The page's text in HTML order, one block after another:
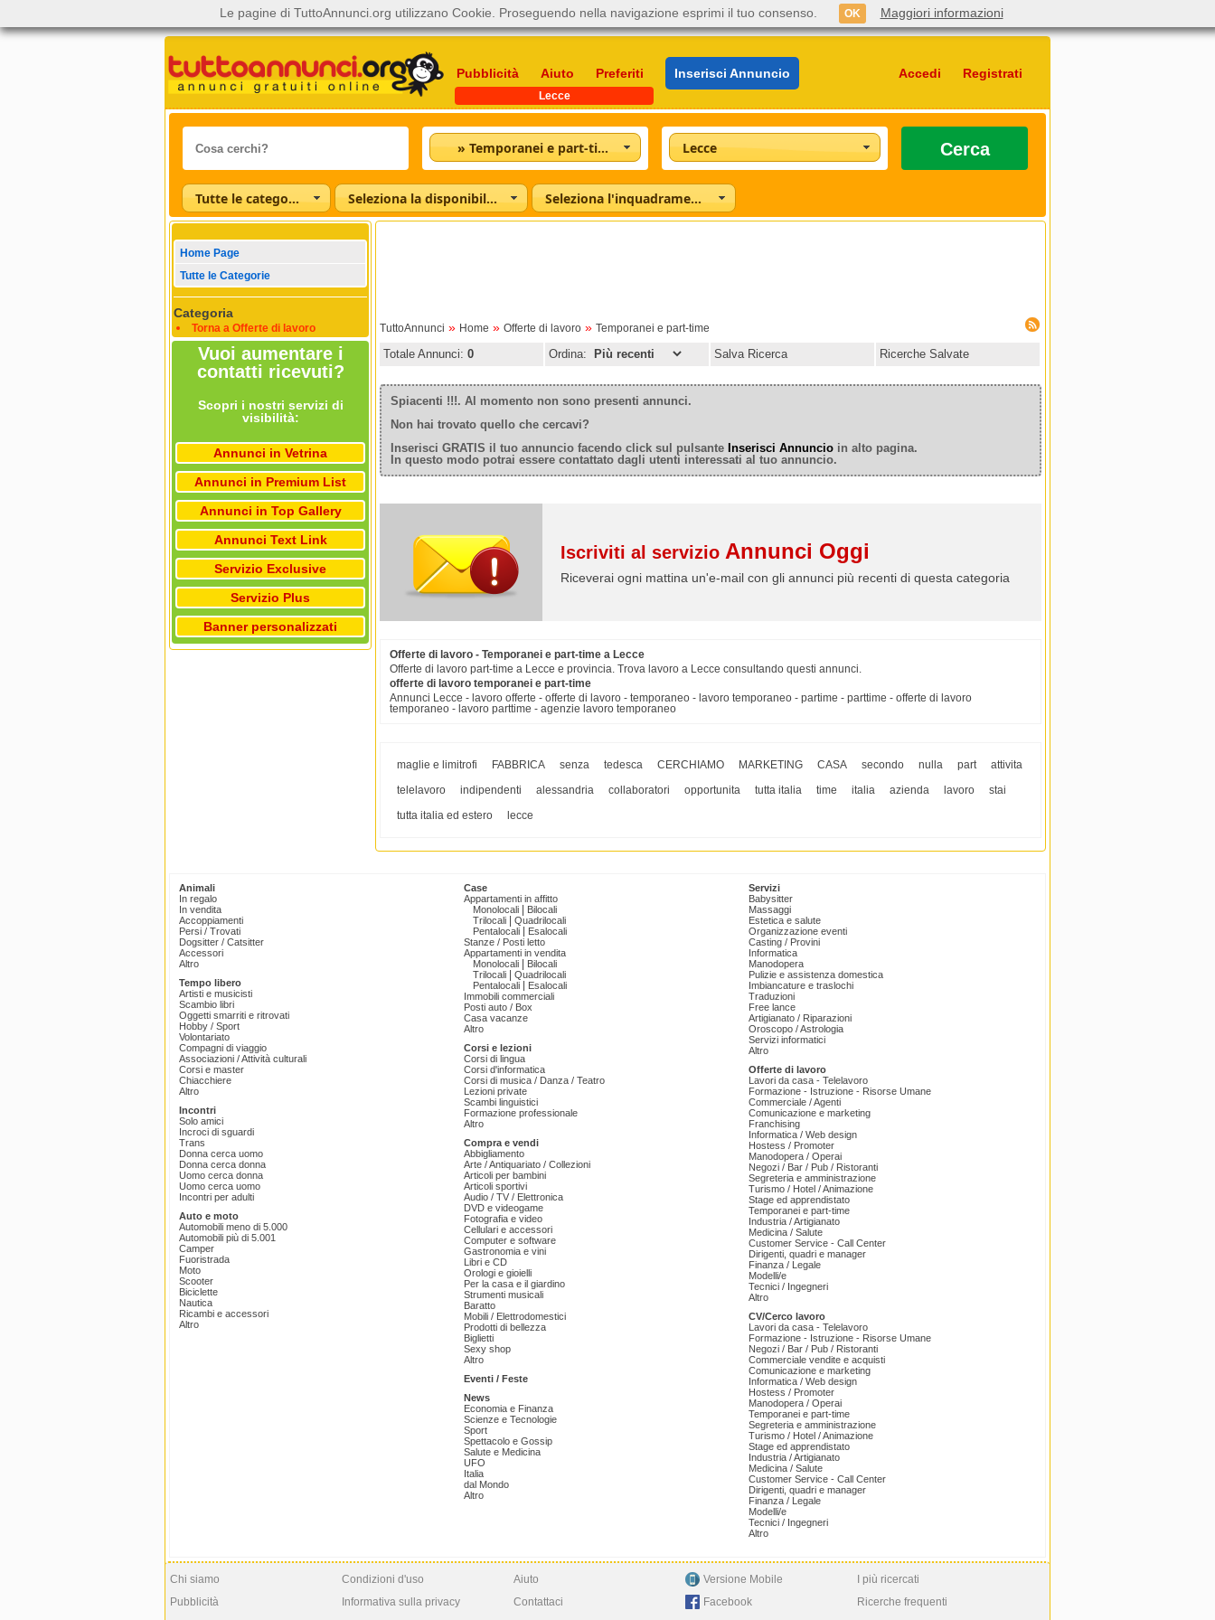
Pubblicità Aiuto Preferiti Inserisci Annuncio Accedi Registrati
Lecce
» Temporanei e part-time Lecce Cerca
Tutte le categorie Seleziona la disponibilità Seleziona l'inquadramento
Home Page
Tutte le Categorie
Categoria
Torna a Offerte di lavoro
Vuoi aumentare i
contatti ricevuti?
Scopri i nostri servizi di
visibilità:
Annunci in Vetrina
Annunci in Premium List
Annunci in Top Gallery
Annunci Text Link
Servizio Exclusive
Servizio Plus
Banner personalizzati
TuttoAnnunci » Home » Offerte di lavoro » Temporanei e part-time
Totale Annunci: 0 Ordina: Salva Ricerca Ricerche Salvate
Spiacenti !!!. Al momento non sono presenti annunci.
Non hai trovato quello che cercavi?
Inserisci GRATIS il tuo annuncio facendo click sul pulsante Inserisci Annuncio in alto pagina.
In questo modo potrai essere contattato dagli utenti interessati al tuo annuncio.
Iscriviti al servizio Annunci Oggi
Riceverai ogni mattina un'e-mail con gli annunci più recenti di questa categoria
Offerte di lavoro - Temporanei e part-time a Lecce
Offerte di lavoro part-time a Lecce e provincia. Trova lavoro a Lecce consultando questi annunci.
offerte di lavoro temporanei e part-time
Annunci Lecce - lavoro offerte - offerte di lavoro - temporaneo - lavoro temporaneo - partime - parttime - offerte di lavoro
temporaneo - lavoro parttime - agenzie lavoro temporaneo
maglie e limitrofi FABBRICA senza tedesca CERCHIAMO MARKETING CASA secondo nulla part
attivita
telelavoro
indipendenti alessandria collaboratori opportunita tutta italia time italia azienda lavoro
stai
tutta italia ed estero
lecce
Animali
In regalo
In vendita
Accoppiamenti
Persi / Trovati
Dogsitter / Catsitter
Accessori
Altro
Tempo libero
Artisti e musicisti
Scambio libri
Oggetti smarriti e ritrovati
Hobby / Sport
Volontariato
Compagni di viaggio
Associazioni / Attività culturali
Corsi e master
Chiacchiere
Altro
Incontri
Solo amici
Incroci di sguardi
Trans
Donna cerca uomo
Donna cerca donna
Uomo cerca donna
Uomo cerca uomo
Incontri per adulti
Auto e moto
Automobili meno di 5.000
Automobili più di 5.001
Camper
Fuoristrada
Moto
Scooter
Biciclette
Nautica
Ricambi e accessori
Altro
Case
Appartamenti in affitto
Monolocali
Bilocali
Trilocali
Quadrilocali
Pentalocali
Esalocali
Stanze / Posti letto
Appartamenti in vendita
Monolocali
Bilocali
Trilocali
Quadrilocali
Pentalocali
Esalocali
Immobili commerciali
Posti auto / Box
Casa vacanze
Altro
Corsi e lezioni
Corsi di lingua
Corsi d'informatica
Corsi di musica / Danza / Teatro
Lezioni private
Scambi linguistici
Formazione professionale
Altro
Compra e vendi
Abbigliamento
Arte / Antiquariato / Collezioni
Articoli per bambini
Articoli sportivi
Audio / TV / Elettronica
DVD e videogame
Fotografia e video
Cellulari e accessori
Computer e software
Gastronomia e vini
Libri e CD
Orologi e gioielli
Per la casa e il giardino
Strumenti musicali
Baratto
Mobili / Elettrodomestici
Prodotti di bellezza
Biglietti
Sexy shop
Altro
Eventi / Feste
News
Economia e Finanza
Scienze e Tecnologie
Sport
Spettacolo e Gossip
Salute e Medicina
UFO
Italia
dal Mondo
Altro
Servizi
Babysitter
Massaggi
Estetica e salute
Organizzazione eventi
Casting / Provini
Informatica
Manodopera
Pulizie e assistenza domestica
Imbiancature e traslochi
Traduzioni
Free lance
Artigianato / Riparazioni
Oroscopo / Astrologia
Servizi informatici
Altro
Offerte di lavoro
Lavori da casa - Telelavoro
Formazione - Istruzione - Risorse Umane
Commerciale / Agenti
Comunicazione e marketing
Franchising
Informatica / Web design
Hostess / Promoter
Manodopera / Operai
Negozi / Bar / Pub / Ristoranti
Segreteria e amministrazione
Turismo / Hotel / Animazione
Stage ed apprendistato
Temporanei e part-time
Industria / Artigianato
Medicina / Salute
Customer Service - Call Center
Dirigenti, quadri e manager
Finanza / Legale
Modelli/e
Tecnici / Ingegneri
Altro
CV/Cerco lavoro
Lavori da casa - Telelavoro
Formazione - Istruzione - Risorse Umane
Negozi / Bar / Pub / Ristoranti
Commerciale vendite e acquisti
Comunicazione e marketing
Informatica / Web design
Hostess / Promoter
Manodopera / Operai
Temporanei e part-time
Segreteria e amministrazione
Turismo / Hotel / Animazione
Stage ed apprendistato
Industria / Artigianato
Medicina / Salute
Customer Service - Call Center
Dirigenti, quadri e manager
Finanza / Legale
Modelli/e
Tecnici / Ingegneri
Altro
Chi siamo
Pubblicità
Condizioni d'uso
Informativa sulla privacy
Aiuto
Contattaci
Versione Mobile
Facebook
I più ricercati
Ricerche frequenti
Le pagine di TuttoAnnunci.org utilizzano Cookie. Proseguendo nella navigazione esprimi il tuo consenso. OK Maggiori informazioni